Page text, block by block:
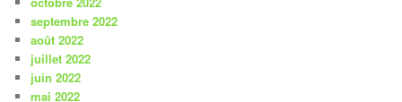
septembre 2022
août 2022
juillet 2022
juin 2022
mai 2022